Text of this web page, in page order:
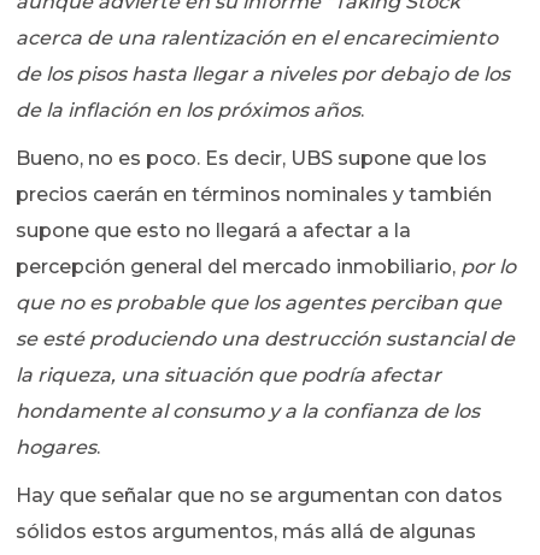
acerca de una ralentización en el encarecimiento
de los pisos hasta llegar a niveles por debajo de los
de la inflación en los próximos años.
Bueno, no es poco. Es decir, UBS supone que los
precios caerán en términos nominales y también
supone que esto no llegará a afectar a la
percepción general del mercado inmobiliario, por lo
que no es probable que los agentes perciban que
se esté produciendo una destrucción sustancial de
la riqueza, una situación que podría afectar
hondamente al consumo y a la confianza de los
hogares.
Hay que señalar que no se argumentan con datos
sólidos estos argumentos, más allá de algunas